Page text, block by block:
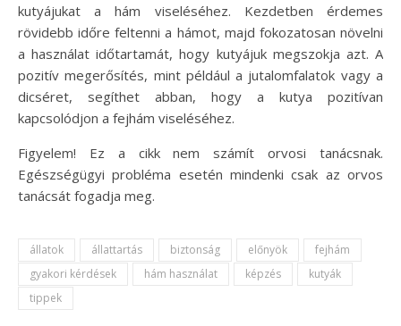
kutyájukat a hám viseléséhez. Kezdetben érdemes
rövidebb időre feltenni a hámot, majd fokozatosan növelni
a használat időtartamát, hogy kutyájuk megszokja azt. A
pozitív megerősítés, mint például a jutalomfalatok vagy a
dicséret, segíthet abban, hogy a kutya pozitívan
kapcsolódjon a fejhám viseléséhez.
Figyelem! Ez a cikk nem számít orvosi tanácsnak.
Egészségügyi probléma esetén mindenki csak az orvos
tanácsát fogadja meg.
állatok állattartás biztonság előnyök
fejhám
gyakori kérdések
hám használat képzés
kutyák
tippek